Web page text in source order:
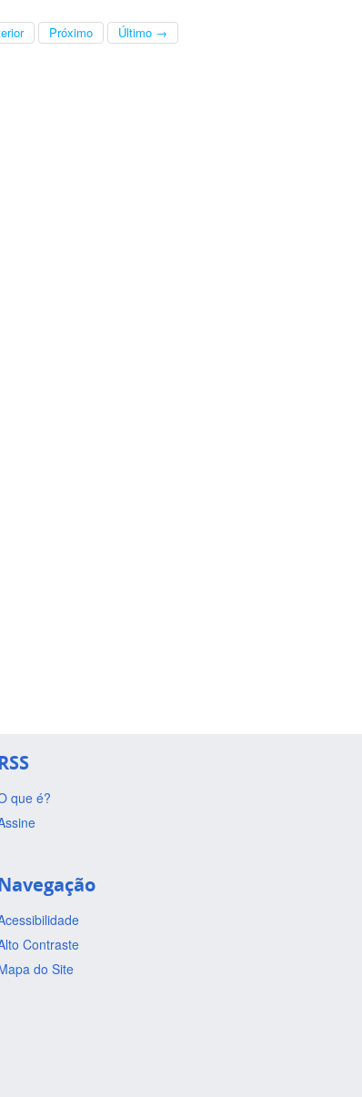
Próximo Último →
que é?
Contraste
do Site